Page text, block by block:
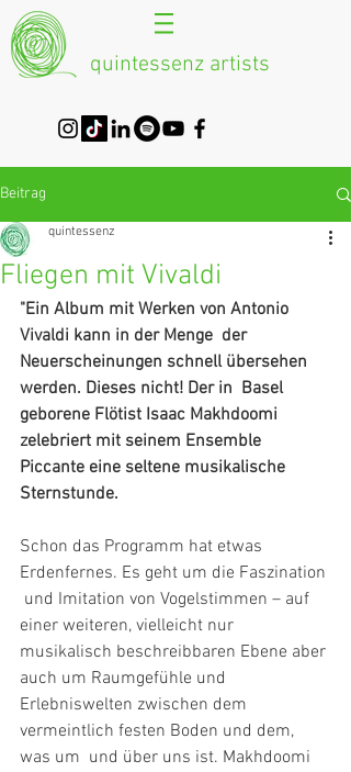
quintessenz artists
Beitrag
Fliegen mit Vivaldi
quintessenz
"Ein Album mit Werken von Antonio
Vivaldi kann in der Menge  der
Neuerscheinungen schnell übersehen
werden. Dieses nicht! Der in  Basel
geborene Flötist Isaac Makhdoomi
zelebriert mit seinem Ensemble
Piccante eine seltene musikalische
Sternstunde.
Schon das Programm hat etwas
Erdenfernes. Es geht um die Faszination
und Imitation von Vogelstimmen – auf
einer weiteren, vielleicht nur
musikalisch beschreibbaren Ebene aber
auch um Raumgefühle und
Erlebniswelten zwischen dem
vermeintlich festen Boden und dem,
was um  und über uns ist. Makhdoomi